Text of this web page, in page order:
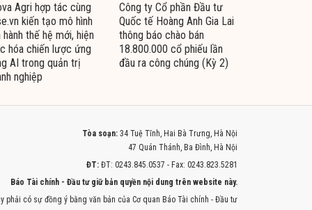
Agri hợp tác cùng
kiến tạo mô hình
hành thế hệ mới, hiện
hóa chiến lược ứng
AI trong quản trị
nghiệp
Công ty Cổ phần Đầu tư
Quốc tế Hoàng Anh Gia Lai
thông báo chào bán
18.800.000 cổ phiếu lần
đầu ra công chúng (Kỳ 2)
Tòa soạn: 34 Tuệ Tĩnh, Hai Bà Trưng, Hà Nội
47 Quán Thánh, Ba Đình, Hà Nội
ĐT: ĐT: 0243.845.0537 - Fax: 0243.823.5281
Báo Tài chính - Đầu tư giữ bản quyền nội dung trên website này.
có sự đồng ý bằng văn bản của Cơ quan Báo Tài chính - Đầu tư